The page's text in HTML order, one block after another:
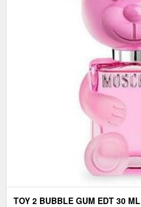
TOY 2 BUBBLE GUM EDT 30 ML